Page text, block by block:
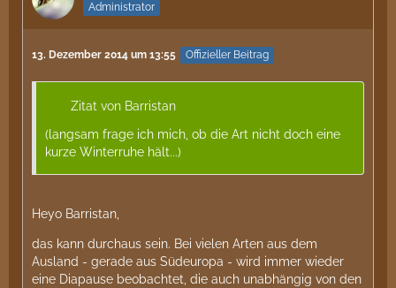
Administrator
13. Dezember 2014 um 13:55 Offizieller Beitrag
Zitat von Barristan
(langsam frage ich mich, ob die Art nicht doch eine
kurze Winterruhe hält...)
Heyo Barristan,
das kann durchaus sein. Bei vielen Arten aus dem
Ausland - gerade aus Südeuropa - wird immer wieder
eine Diapause beobachtet, die auch unabhängig von den